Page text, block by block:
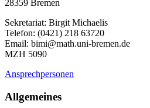
28359 Bremen
Sekretariat: Birgit Michaelis
Telefon: (0421) 218 63720
Email: bimi@math.uni-bremen.de
MZH 5090
Ansprechpersonen
Allgemeines